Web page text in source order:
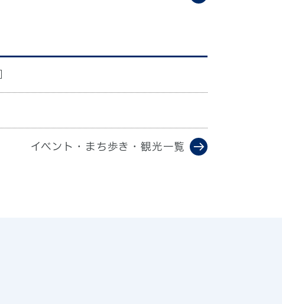
イベント・まち歩き・観光一覧